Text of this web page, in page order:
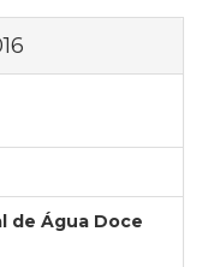
de Água Doce